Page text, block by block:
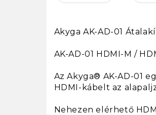
Akyga AK-AD-01
AK-AD-01 HDMI-M /
Az Akyga® AK-AD-01
HDMI-kábelt az
Nehezen elérhető